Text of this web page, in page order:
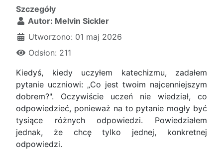
Szczegóły
Autor: Melvin Sickler
Utworzono: 01 maj 2026
Odsłon: 211
Kiedyś, kiedy uczyłem katechizmu, zadałem
pytanie uczniowi: „Co jest twoim najcenniejszym
dobrem?". Oczywiście uczeń nie wiedział, co
odpowiedzieć, ponieważ na to pytanie mogły być
tysiące różnych odpowiedzi. Powiedziałem
jednak, że chcę tylko jednej, konkretnej
odpowiedzi.